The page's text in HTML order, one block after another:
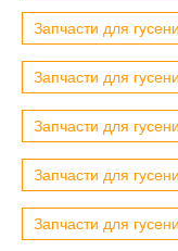
Запчасти для
Запчасти для
Запчасти для
Запчасти для
Запчасти для